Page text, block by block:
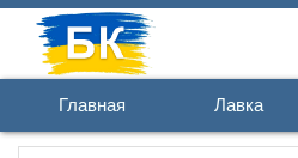
Главная Лавка